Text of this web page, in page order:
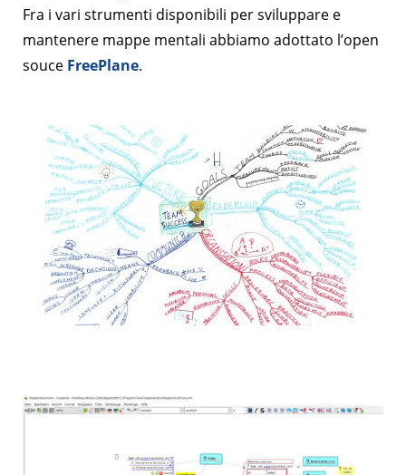
Fra i vari strumenti disponibili per sviluppare e
mantenere mappe mentali abbiamo adottato l’open
souce FreePlane.